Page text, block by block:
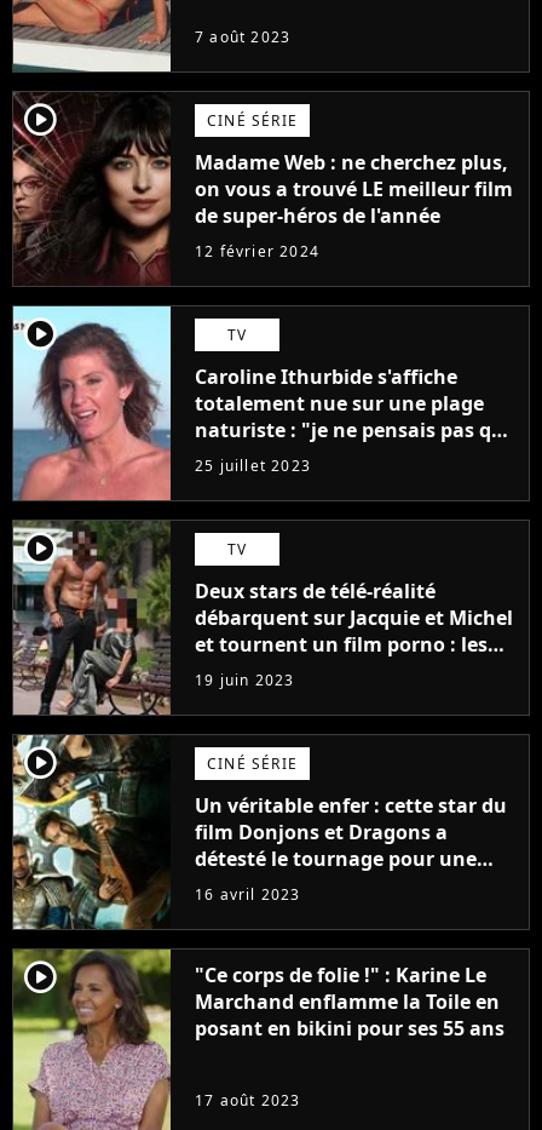
7 août 2023
player2 CINÉ SÉRIE
Madame Web : ne cherchez plus,
on vous a trouvé LE meilleur film
de super-héros de l'année
12 février 2024
player2 TV
Caroline Ithurbide s'affiche
totalement nue sur une plage
naturiste : "je ne pensais pas que
j'arriverais à le faire..."
25 juillet 2023
player2 TV
Deux stars de télé-réalité
débarquent sur Jacquie et Michel
et tournent un film porno : les
premières images du tournage
(exclu)
19 juin 2023
player2 CINÉ SÉRIE
Un véritable enfer : cette star du
film Donjons et Dragons a
détesté le tournage pour une
raison très spéciale
16 avril 2023
player2
"Ce corps de folie !" : Karine Le
Marchand enflamme la Toile en
posant en bikini pour ses 55 ans
17 août 2023